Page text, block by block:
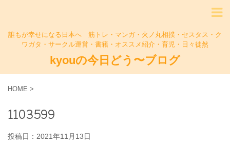
誰もが幸せになる日本へ 筋トレ・マンガ・火ノ丸相撲・セスタス・ク
ワガタ・サークル運営・書籍・オススメ紹介・育児・日々徒然
kyouの今日どう〜ブログ
HOME >
1103599
投稿日： 2021年11月13日